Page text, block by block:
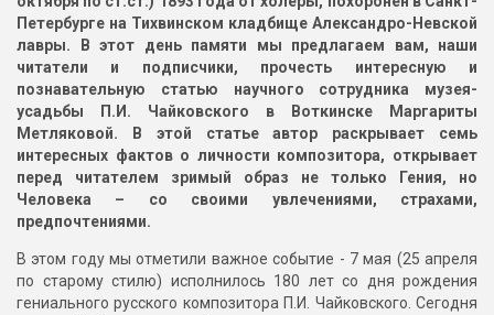
Петербурге на Тихвинском кладбище Александро-Невской
лавры. В этот день памяти мы предлагаем вам, наши
читатели и подписчики, прочесть интересную и
познавательную статью научного сотрудника музея-
усадьбы П.И. Чайковского в Воткинске Маргариты
Метляковой. В этой статье автор раскрывает семь
интересных фактов о личности композитора, открывает
перед читателем зримый образ не только Гения, но
Человека – со своими увлечениями, страхами,
предпочтениями.
В этом году мы отметили важное событие - 7 мая (25 апреля
по старому стилю) исполнилось 180 лет со дня рождения
гениального русского композитора П.И. Чайковского. Сегодня